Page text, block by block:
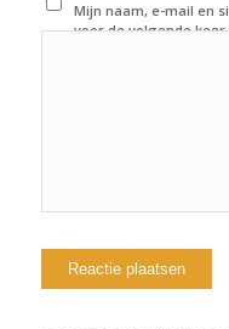
Mijn naam, e-mail en
voor de volgende